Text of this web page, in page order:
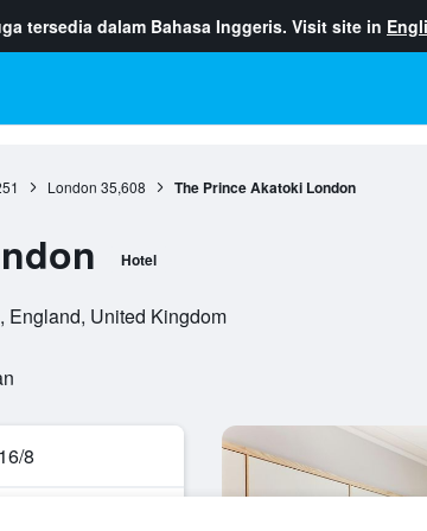
tersedia dalam Bahasa Inggeris. Visit site in
London 35,608 The Prince Akatoki London
Hotel
England, United Kingdom
8